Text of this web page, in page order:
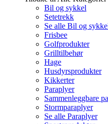
Bil og sykkel
Setetrekk
Se alle Bil og
Frisbee
Golfprodukter
Grilltilbehør
Hage
Husdyrsprodukter
Kikkerter
Paraplyer
Sammenleggbare
Stormparaplyer
Se alle Paraplyer